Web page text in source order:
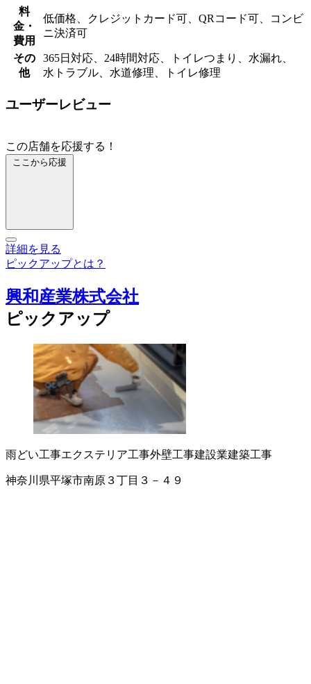
料
金・
費用
低価格、クレジットカード可、QRコード可、コンビ
ニ決済可
その
他
365日対応、24時間対応、トイレつまり、水漏れ、
水トラブル、水道修理、トイレ修理
ユーザーレビュー
この店舗を応援する！
ここから応援
詳細を見る
ピックアップとは？
興和産業株式会社
ピックアップ
雨どい工事エクステリア工事外壁工事建設業建築工事
神奈川県平塚市南原３丁目３－４９